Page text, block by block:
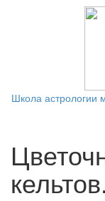
Школа астрологии